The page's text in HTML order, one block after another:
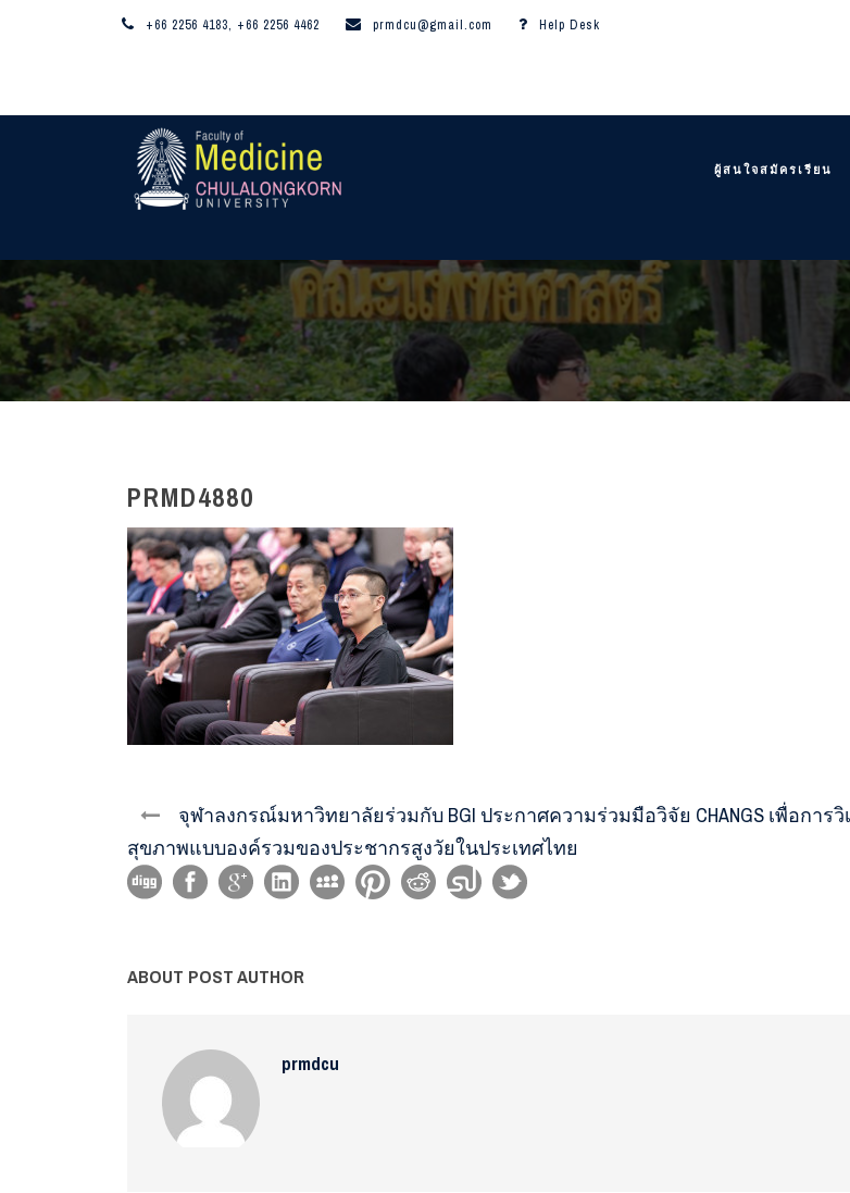
+66 2256 4183, +66 2256 4462 prmdcu@gmail.com Help Desk
ผู้สนใจสมัครเรียน
PRMD4880
จุฬาลงกรณ์มหาวิทยาลัยร่วมกับ BGI ประกาศความร่วมมือวิจัย CHANGS เพื่อการวิ
สุขภาพแบบองค์รวมของประชากรสูงวัยในประเทศไทย
ABOUT POST AUTHOR
prmdcu